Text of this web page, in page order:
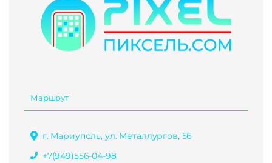
Маршрут
г. Мариуполь, ул. Металлургов, 56
+7(949)556-04-98